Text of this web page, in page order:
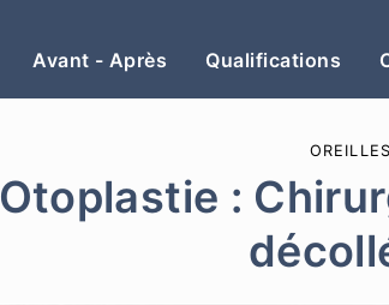
Avant - Après Qualifications
OREILLES
Otoplastie :